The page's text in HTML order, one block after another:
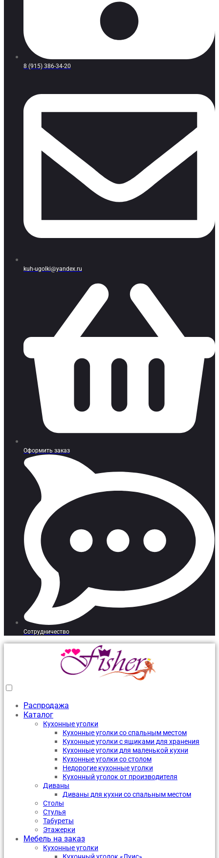
8 (915) 386-34-20
kuh-ugolki@yandex.ru
Оформить заказ
Сотрудничество
Распродажа
Каталог
Кухонные уголки
Кухонные уголки со спальным местом
Кухонные уголки с ящиками для хранения
Кухонные уголки для маленькой кухни
Кухонные уголки со столом
Недорогие кухонные уголки
Кухонный уголок от производителя
Диваны
Диваны для кухни со спальным местом
Столы
Стулья
Табуреты
Этажерки
Мебель на заказ
Кухонные уголки